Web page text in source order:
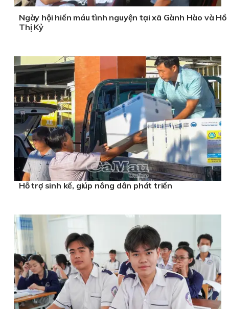
Ngày hội hiến máu tình nguyện tại xã Gành Hào và Hồ
Thị Kỷ
Hỗ trợ sinh kế, giúp nông dân phát triển